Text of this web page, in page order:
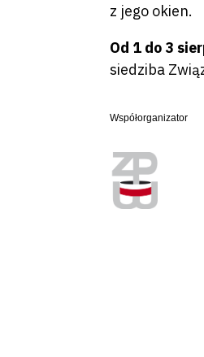
z jego okien.
Od 1 do 3
siedziba
Współorganizator